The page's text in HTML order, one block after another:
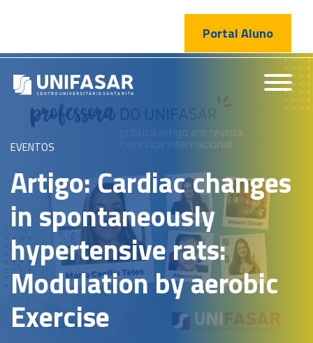
Portal Aluno
EVENTOS
Artigo: Cardiac changes
in spontaneously
hypertensive rats:
Modulation by aerobic
Exercise